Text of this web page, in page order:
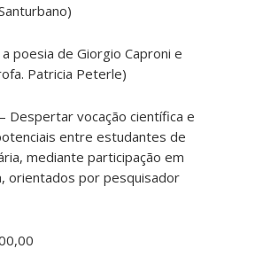
poesia de Giorgio Caproni e
Patricia Peterle)
Despertar vocação científica e
entre estudantes de
mediante participação em
orientados por pesquisador